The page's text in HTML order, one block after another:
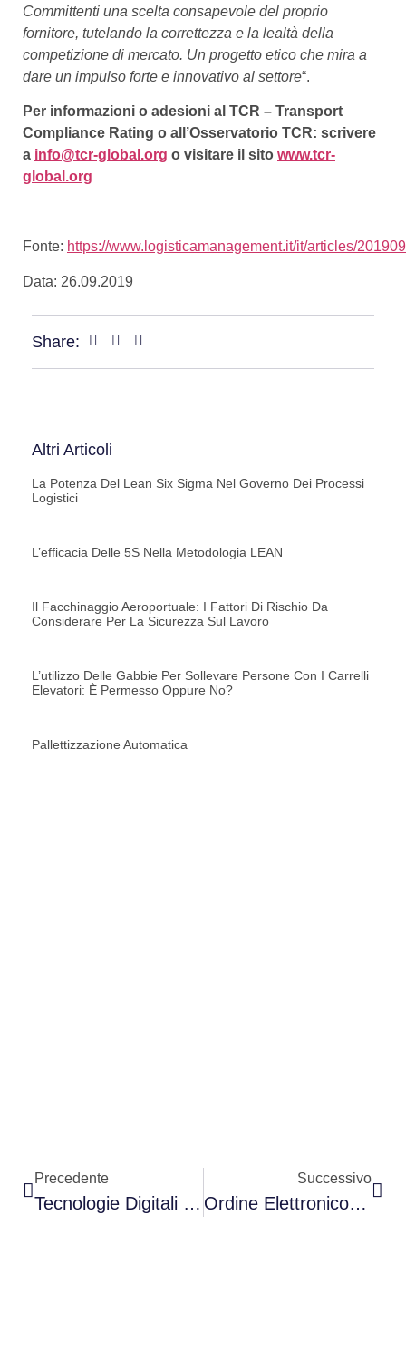
Committenti una scelta consapevole del proprio
fornitore, tutelando la correttezza e la lealtà della
competizione di mercato. Un progetto etico che mira a
dare un impulso forte e innovativo al settore“.
Per informazioni o adesioni al TCR – Transport
Compliance Rating o all’Osservatorio TCR: scrivere
a info@tcr-global.org o visitare il sito www.tcr-
global.org
Fonte: https://www.logisticamanagement.it/it/articles/
Data: 26.09.2019
Share:
Altri Articoli
La Potenza Del Lean Six Sigma Nel Governo Dei Processi
Logistici
L’efficacia Delle 5S Nella Metodologia LEAN
Il Facchinaggio Aeroportuale: I Fattori Di Rischio Da
Considerare Per La Sicurezza Sul Lavoro
L’utilizzo Delle Gabbie Per Sollevare Persone Con I Carrelli
Elevatori: È Permesso Oppure No?
Pallettizzazione Automatica
Precedente
Tecnologie Digitali In Sanità: Un Trend In Crescita
Successivo
Ordine Elettronico Via Nso Rimandato A Febbraio